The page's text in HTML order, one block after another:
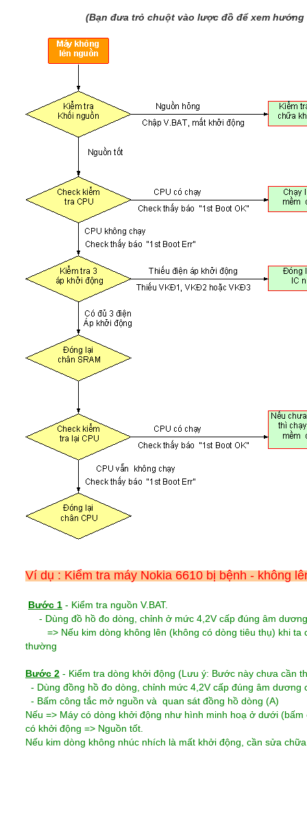
(Bạn đưa trỏ chuột vào lược đồ để xem hướng
Ví dụ : Kiểm tra máy Nokia 6610 bị bệnh - không
Bước 1 - Kiểm tra nguồn V.BAT.
- Dùng đồ hồ đo dòng, chỉnh ở mức 4,2V cấp đúng âm
=> Nếu kim dòng không lên (không có dòng tiêu thụ) khi ta
thường
Bước 2 - Kiểm tra dòng khởi động (Lưu ý: Bước này chưa cần
- Dùng đồng hồ đo dòng, chỉnh mức 4,2V cấp đúng âm dương
- Bấm công tắc mở nguồn và quan sát đồng hồ dòng (A)
Nếu => Máy có dòng khởi động như hình minh hoạ ở dưới
có khởi động => Nguồn tốt.
Nếu kim dòng không nhúc nhích là mất khởi động, cần sửa